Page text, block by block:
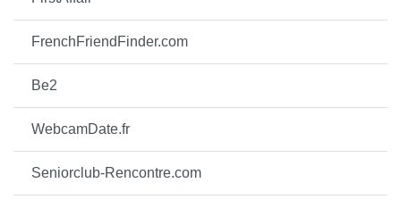
FrenchFriendFinder.com
Be2
WebcamDate.fr
Seniorclub-Rencontre.com